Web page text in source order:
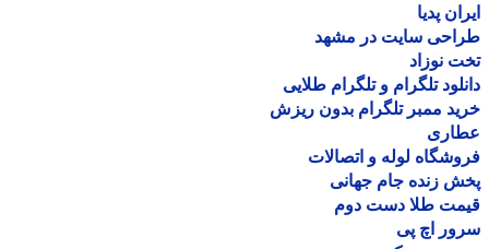
پدیا
سایت در مشهد
نوزاد
تلگرام و تلگرام طلایی
ممبر تلگرام بدون ریزش
لوله و اتصالات
زنده جام جهانی
طلا دست دوم
اچ پی